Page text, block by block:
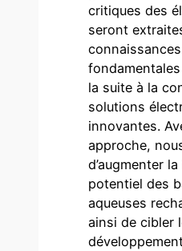
critiques des
seront
connaissances
la suite à la
solutions
innovantes.
approche,
d’augmenter
potentiel des
aqueuses
ainsi de cibler